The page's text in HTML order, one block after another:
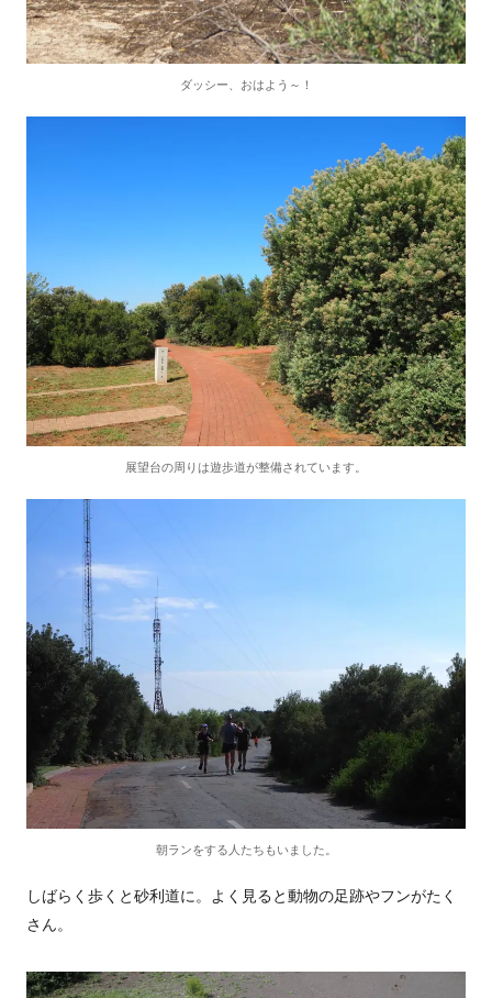
ダッシー、おはよう～！
展望台の周りは遊歩道が整備されています。
朝ランをする人たちもいました。
しばらく歩くと砂利道に。よく見ると動物の足跡やフンがたく
さん。